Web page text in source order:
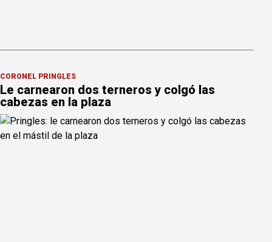
CORONEL PRINGLES
Le carnearon dos terneros y colgó las
cabezas en la plaza